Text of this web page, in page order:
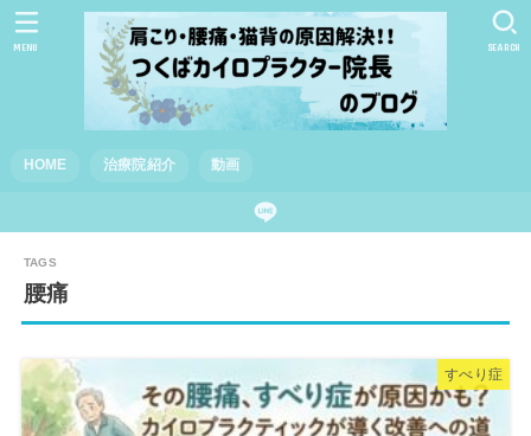
HOME 治療院紹介 動画
SEARCH
MENU
腰痛
すべり症